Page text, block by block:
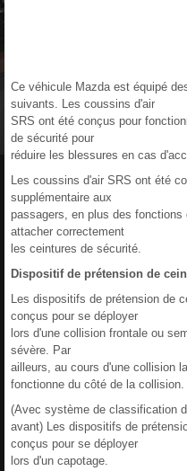
Ce véhicule Mazda est équipé
suivants. Les coussins d'air
SRS ont été conçus pour
de sécurité pour
réduire les blessures en cas
Les coussins d'air SRS ont été
supplémentaire aux
passagers, en plus des
attacher correctement
les ceintures de sécurité.
Dispositif de prétension de
Les dispositifs de prétension de
conçus pour se déployer
lors d'une collision frontale ou
sévère. Par
ailleurs, au cours d'une collision
fonctionne du côté de la collision.
(Avec système de classification
avant) Les dispositifs de
conçus pour se déployer
lors d'un capotage.